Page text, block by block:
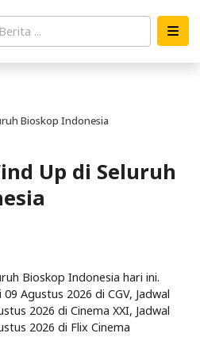
Bioskop Indonesia
Up di Seluruh
Bioskop Indonesia hari ini.
Agustus 2026 di CGV, Jadwal
2026 di Cinema XXI, Jadwal
2026 di Flix Cinema